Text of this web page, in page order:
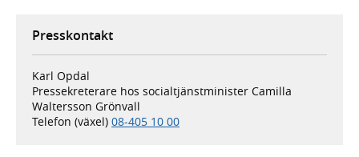
Presskontakt
Karl Opdal
Pressekreterare hos socialtjänstminister Camilla
Waltersson Grönvall
Telefon (växel) 08-405 10 00